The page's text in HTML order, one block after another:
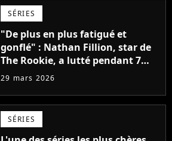
SÉRIES
"De plus en plus fatigué et
gonflé" : Nathan Fillion, star de
The Rookie, a lutté pendant 7
ans avec un rôle qui le détruisait
29 mars 2026
SÉRIES